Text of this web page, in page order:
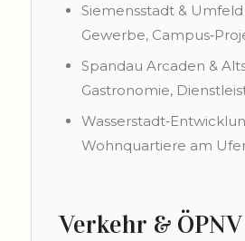
Siemensstadt &
Gewerbe,
Spandau Arcaden &
Gastronomie,
Wohnquartiere am
Verkehr & ÖPNV